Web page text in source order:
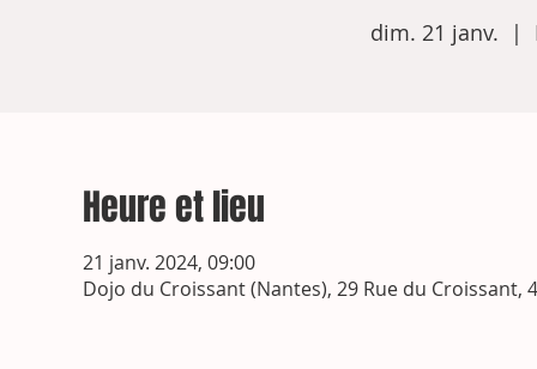
dim. 21 janv.
  |
Heure et lieu
21 janv. 2024, 09:00
Dojo du Croissant (Nantes), 29 Rue du Croissant,